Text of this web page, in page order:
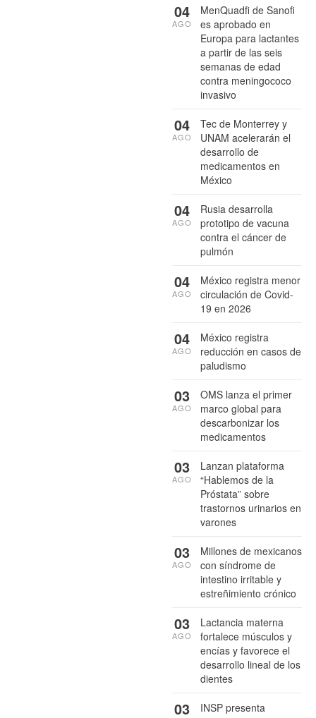
MenQuadfi de Sanofi
es aprobado en
Europa para lactantes
a partir de las seis
semanas de edad
contra meningococo
invasivo
04
AGO
Tec de Monterrey y
UNAM acelerarán el
desarrollo de
medicamentos en
México
04
AGO
Rusia desarrolla
prototipo de vacuna
contra el cáncer de
pulmón
04
AGO
México registra menor
circulación de Covid-
19 en 2026
04
AGO
México registra
reducción en casos de
paludismo
04
AGO
OMS lanza el primer
marco global para
descarbonizar los
medicamentos
03
AGO
Lanzan plataforma
“Hablemos de la
Próstata” sobre
trastornos urinarios en
varones
03
AGO
Millones de mexicanos
con síndrome de
intestino irritable y
estreñimiento crónico
03
AGO
Lactancia materna
fortalece músculos y
encías y favorece el
desarrollo lineal de los
dientes
03
AGO
INSP presenta
03